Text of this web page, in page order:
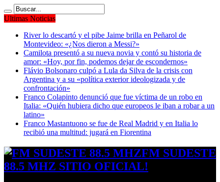
Ultimas Noticias
River lo descartó y el pibe Jaime brilla en Peñarol de
Montevideo: «¿Nos dieron a Messi?»
Camilota presentó a su nueva novia y contó su historia de
amor: «Hoy, por fin, podemos dejar de escondernos»
Flávio Bolsonaro culpó a Lula da Silva de la crisis con
Argentina y a su «política exterior ideologizada y de
confrontación»
Franco Colapinto denunció que fue víctima de un robo en
Italia: «Quién hubiera dicho que europeos le iban a robar a un
latino»
Franco Mastantuono se fue de Real Madrid y en Italia lo
recibió una multitud: jugará en Fiorentina
FM SUDESTE
88.5 MHZ SITIO OFICIAL!